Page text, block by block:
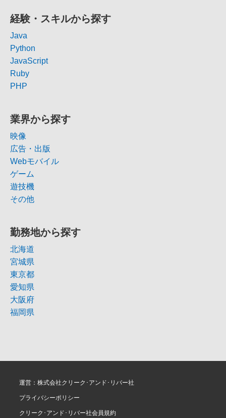
経験・スキルから探す
Java
Python
JavaScript
Ruby
PHP
業界から探す
映像
広告・出版
Webモバイル
ゲーム
遊技機
その他
勤務地から探す
北海道
宮城県
東京都
愛知県
大阪府
福岡県
運営：株式会社クリーク･アンド･リバー社
プライバシーポリシー
クリーク･アンド･リバー社会員規約